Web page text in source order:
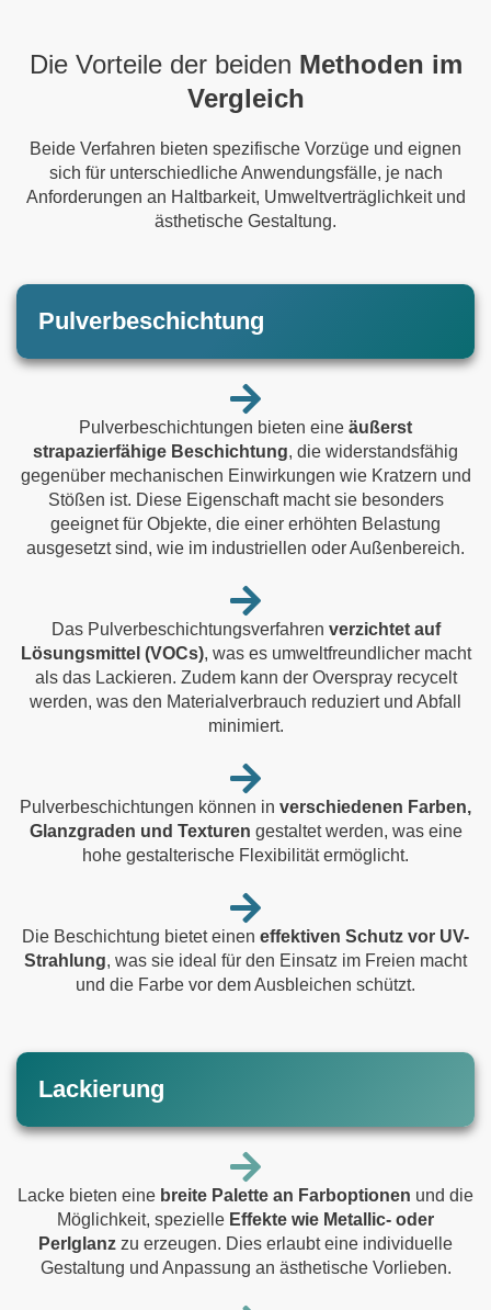
Die Vorteile der beiden Methoden im
Vergleich
Beide Verfahren bieten spezifische Vorzüge und eignen
sich für unterschiedliche Anwendungsfälle, je nach
Anforderungen an Haltbarkeit, Umweltverträglichkeit und
ästhetische Gestaltung.
Pulverbeschichtung
Pulverbeschichtungen bieten eine äußerst
strapazierfähige Beschichtung, die widerstandsfähig
gegenüber mechanischen Einwirkungen wie Kratzern und
Stößen ist. Diese Eigenschaft macht sie besonders
geeignet für Objekte, die einer erhöhten Belastung
ausgesetzt sind, wie im industriellen oder Außenbereich.
Das Pulverbeschichtungsverfahren verzichtet auf
Lösungsmittel (VOCs), was es umweltfreundlicher macht
als das Lackieren. Zudem kann der Overspray recycelt
werden, was den Materialverbrauch reduziert und Abfall
minimiert.
Pulverbeschichtungen können in verschiedenen Farben,
Glanzgraden und Texturen gestaltet werden, was eine
hohe gestalterische Flexibilität ermöglicht.
Die Beschichtung bietet einen effektiven Schutz vor UV-
Strahlung, was sie ideal für den Einsatz im Freien macht
und die Farbe vor dem Ausbleichen schützt.
Lackierung
Lacke bieten eine breite Palette an Farboptionen und die
Möglichkeit, spezielle Effekte wie Metallic- oder
Perlglanz zu erzeugen. Dies erlaubt eine individuelle
Gestaltung und Anpassung an ästhetische Vorlieben.